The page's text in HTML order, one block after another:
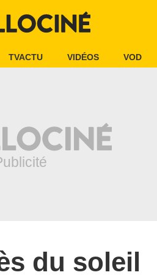
TVACTU VIDÉOS VOD
du soleil